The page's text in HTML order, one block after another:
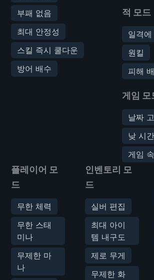
부패 없음
최대 안정성
스킬 즉시 쿨다운
방어 배수
적 모드
일격
원킬
피해
게임 모
날짜
낮 시
게임
플레이어 모
드
무한 체력
무한 스태
미나
무제한 마
나
인벤토리 모
드
실버 편집
최대 아이
템 내구도
제로 무게
무제한 화